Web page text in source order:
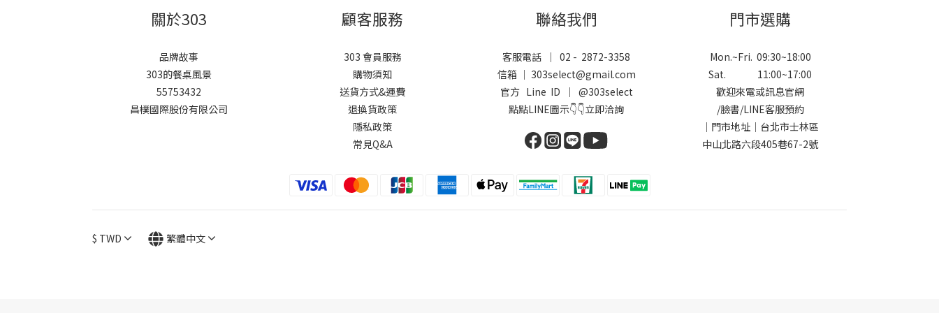
關於303
品牌故事
303的餐桌風景
55753432
昌樸國際股份有限公司
顧客服務
303 會員服務
購物須知
送貨方式&運費
退換貨政策
隱私政策
常見Q&A
聯絡我們
客服電話 ｜ 02 - 2872-3358
信箱 ｜ 303select@gmail.com
官方 Line ID ｜ @303select
點點LINE圖示👇👇立即洽詢
門市選購
Mon.~Fri. 09:30~18:00
Sat. 11:00~17:00
歡迎來電或訊息官網
/臉書/LINE客服預約
｜門市地址｜台北市士林區
中山北路六段405巷67-2號
$ TWD 繁體中文